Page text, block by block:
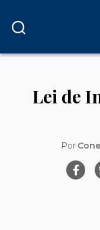
Lei de
Por